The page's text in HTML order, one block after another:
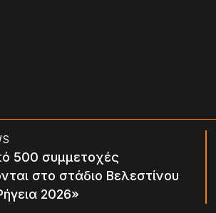
500 συμμετοχές
στο στάδιο Βελεστίνου
2026»